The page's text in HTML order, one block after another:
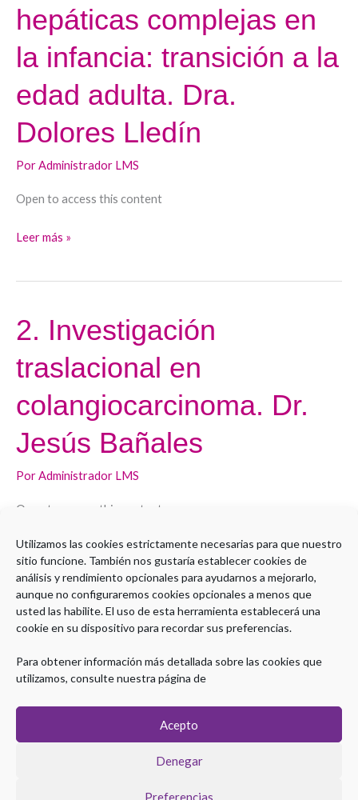
Utilizamos las cookies estrictamente necesarias para que nuestro
sitio funcione. También nos gustaría establecer cookies de
análisis y rendimiento opcionales para ayudarnos a mejorarlo,
aunque no configuraremos cookies opcionales a menos que
usted las habilite. El uso de esta herramienta establecerá una
cookie en su dispositivo para recordar sus preferencias.
Para obtener información más detallada sobre las cookies que
utilizamos, consulte nuestra página de
Acepto
Denegar
Preferencias
hepáticas complejas en
la infancia: transición a la
edad adulta. Dra.
Dolores Lledín
PorAdministrador LMS
Open to access this content
hepáticas
complejas
en
infancia:
transición
a
la
Dra.
Leer más »
2. Investigación
traslacional en
colangiocarcinoma. Dr.
Jesús Bañales
PorAdministrador LMS
Open to access this content
2.
Investigación
traslacional
colangiocarcinoma.
Jesús
Bañales
Leer más »
1 2 Siguiente